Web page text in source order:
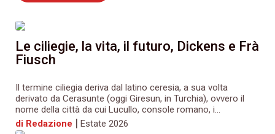
Le ciliegie, la vita, il futuro, Dickens e Frà
Fiusch
Il termine ciliegia deriva dal latino ceresia, a sua volta
derivato da Cerasunte (oggi Giresun, in Turchia), ovvero il
nome della città da cui Lucullo, console romano, i...
di Redazione | Estate 2026